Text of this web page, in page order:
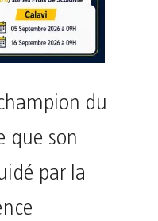
du
que son
par la